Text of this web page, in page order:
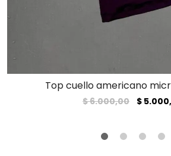
Top cuello americano
$6.000,00
precio
$ 6.000,00.
$